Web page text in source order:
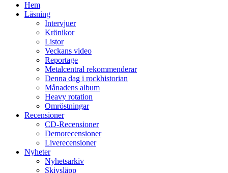
Hem
Läsning
Intervjuer
Krönikor
Listor
Veckans video
Reportage
Metalcentral rekommenderar
Denna dag i rockhistorian
Månadens album
Heavy rotation
Omröstningar
Recensioner
CD-Recensioner
Demorecensioner
Liverecensioner
Nyheter
Nyhetsarkiv
Skivsläpp